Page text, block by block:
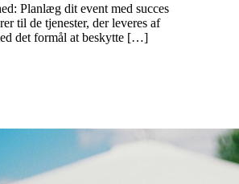
Planlæg dit event med succes
til de tjenester, der leveres af
det formål at beskytte […]